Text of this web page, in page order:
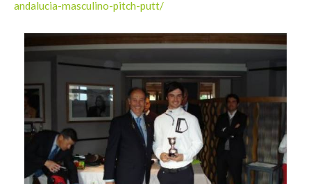
andalucia-masculino-pitch-putt/